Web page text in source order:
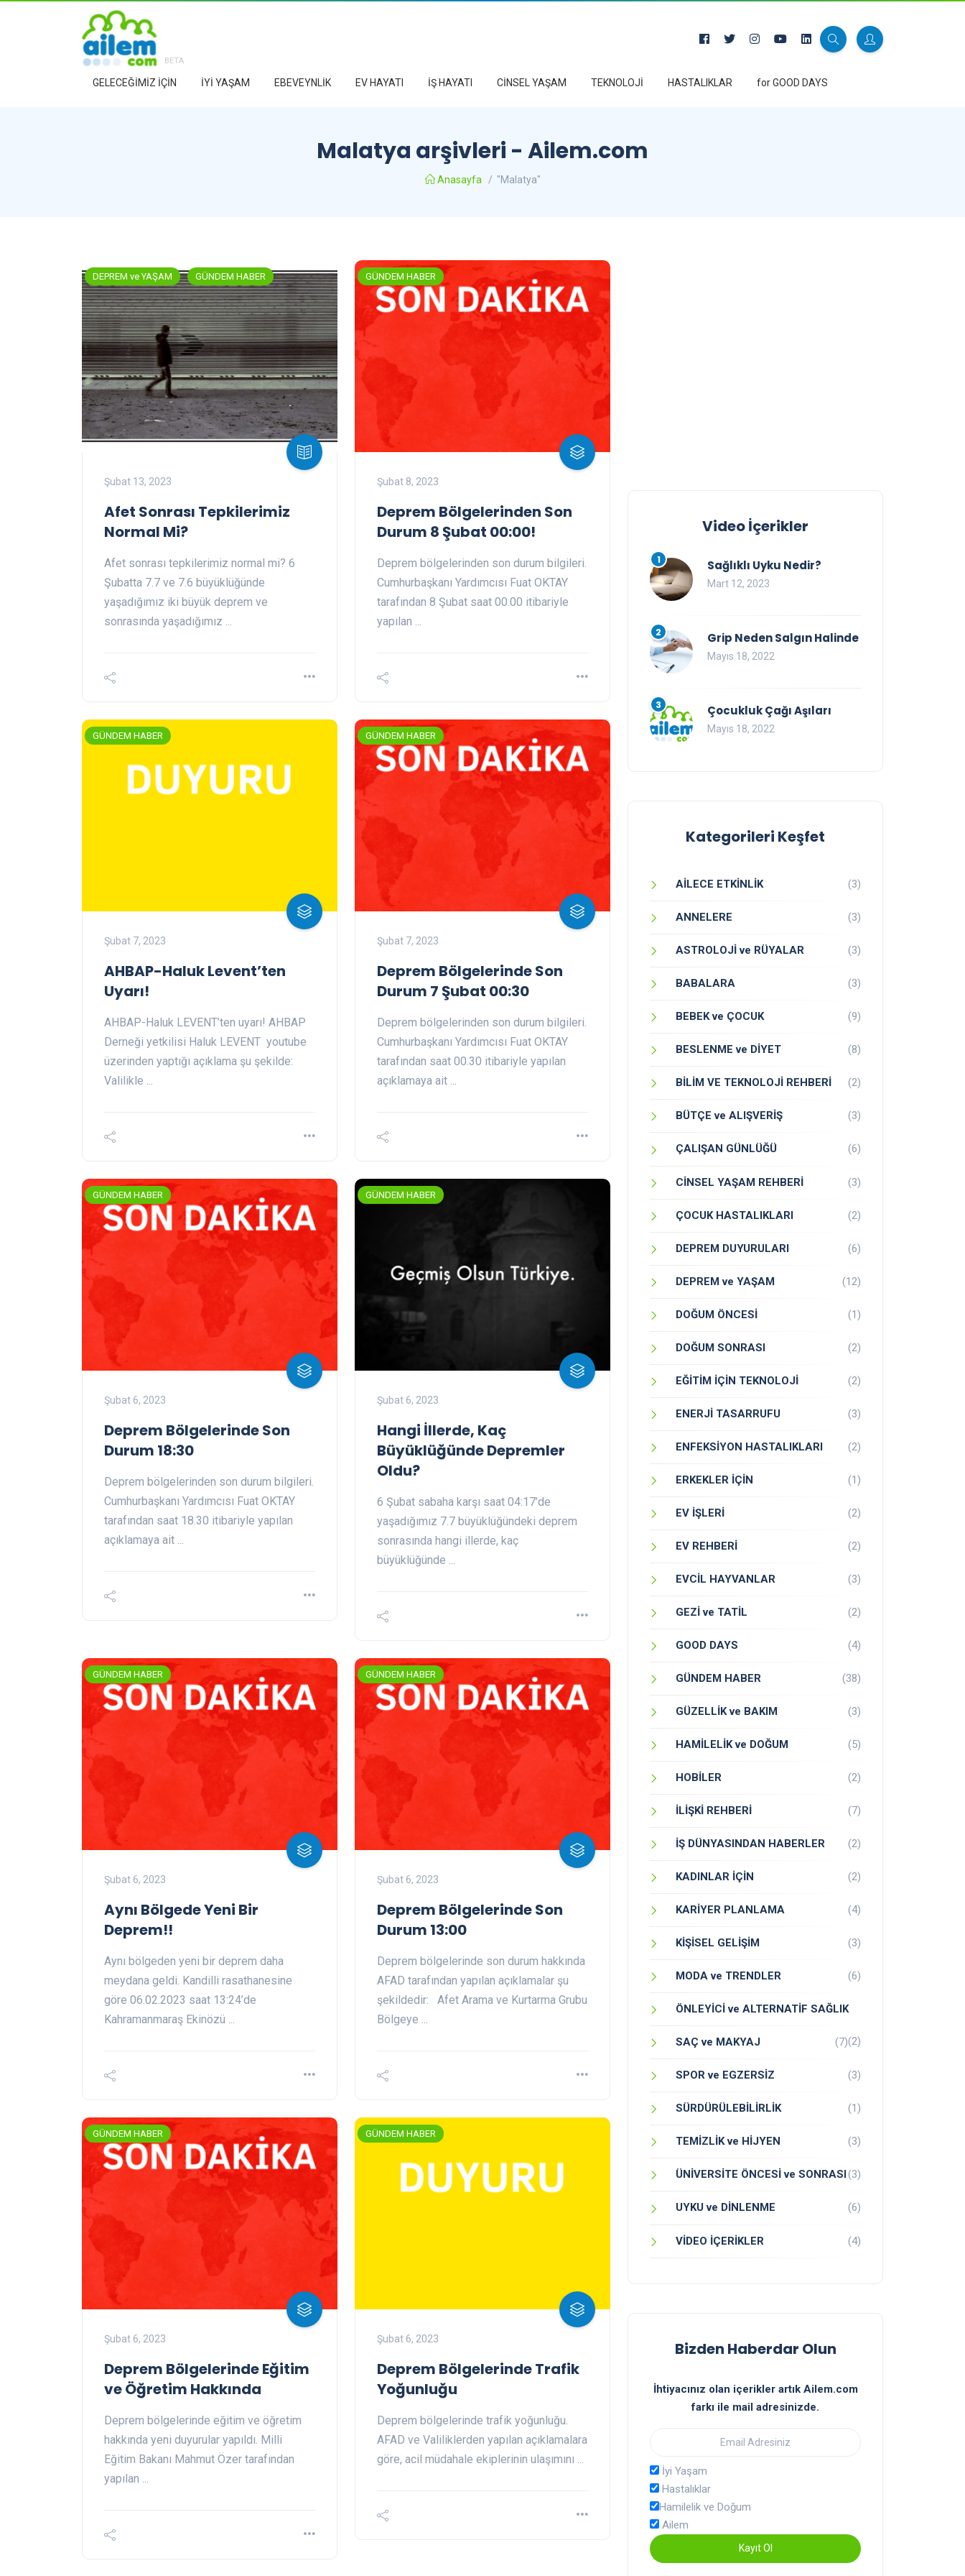
BETA
GELECEĞİMİZ İÇİN İYİ YAŞAM EBEVEYNLİK EV HAYATI İŞ HAYATI CİNSEL YAŞAM TEKNOLOJİ HASTALIKLAR for GOOD DAYS
Malatya arşivleri - Ailem.com
Anasayfa / "Malatya"
DEPREM ve YAŞAM GÜNDEM HABER
Şubat 13, 2023
Afet Sonrası Tepkilerimiz
Normal Mi?
Afet sonrası tepkilerimiz normal mi? 6
Şubatta 7.7 ve 7.6 büyüklüğünde
yaşadığımız iki büyük deprem ve
sonrasında yaşadığımız ...
GÜNDEM HABER
Şubat 8, 2023
Deprem Bölgelerinden Son
Durum 8 Şubat 00:00!
Deprem bölgelerinden son durum bilgileri.
Cumhurbaşkanı Yardımcısı Fuat OKTAY
tarafından 8 Şubat saat 00.00 itibariyle
yapılan ...
GÜNDEM HABER
Şubat 7, 2023
AHBAP-Haluk Levent’ten
Uyarı!
AHBAP-Haluk LEVENT’ten uyarı! AHBAP
Derneği yetkilisi Haluk LEVENT youtube
üzerinden yaptığı açıklama şu şekilde:
Valilikle ...
GÜNDEM HABER
Şubat 7, 2023
Deprem Bölgelerinde Son
Durum 7 Şubat 00:30
Deprem bölgelerinden son durum bilgileri.
Cumhurbaşkanı Yardımcısı Fuat OKTAY
tarafından saat 00.30 itibariyle yapılan
açıklamaya ait ...
GÜNDEM HABER
Şubat 6, 2023
Deprem Bölgelerinde Son
Durum 18:30
Deprem bölgelerinden son durum bilgileri.
Cumhurbaşkanı Yardımcısı Fuat OKTAY
tarafından saat 18.30 itibariyle yapılan
açıklamaya ait ...
GÜNDEM HABER
Şubat 6, 2023
Hangi İllerde, Kaç
Büyüklüğünde Depremler
Oldu?
6 Şubat sabaha karşı saat 04:17’de
yaşadığımız 7.7 büyüklüğündeki deprem
sonrasında hangi illerde, kaç
büyüklüğünde ...
GÜNDEM HABER
Şubat 6, 2023
Aynı Bölgede Yeni Bir
Deprem!!
Aynı bölgeden yeni bir deprem daha
meydana geldi. Kandilli rasathanesine
göre 06.02.2023 saat 13:24’de
Kahramanmaraş Ekinözü ...
GÜNDEM HABER
Şubat 6, 2023
Deprem Bölgelerinde Son
Durum 13:00
Deprem bölgelerinde son durum hakkında
AFAD tarafından yapılan açıklamalar şu
şekildedir: Afet Arama ve Kurtarma Grubu
Bölgeye ...
GÜNDEM HABER
Şubat 6, 2023
Deprem Bölgelerinde Eğitim
ve Öğretim Hakkında
Deprem bölgelerinde eğitim ve öğretim
hakkında yeni duyurular yapıldı. Milli
Eğitim Bakanı Mahmut Özer tarafından
yapılan ...
GÜNDEM HABER
Şubat 6, 2023
Deprem Bölgelerinde Trafik
Yoğunluğu
Deprem bölgelerinde trafik yoğunluğu.
AFAD ve Valiliklerden yapılan açıklamalara
göre, acil müdahale ekiplerinin ulaşımını ...
Video İçerikler
1 Sağlıklı Uyku Nedir?
Mart 12, 2023
2 Grip Neden Salgın Halinde
Mayıs 18, 2022
3 Çocukluk Çağı Aşıları
Mayıs 18, 2022
Kategorileri Keşfet
AİLECE ETKİNLİK (3)
ANNELERE (3)
ASTROLOJİ ve RÜYALAR (3)
BABALARA (3)
BEBEK ve ÇOCUK (9)
BESLENME ve DİYET (8)
BİLİM VE TEKNOLOJİ REHBERİ (2)
BÜTÇE ve ALIŞVERİŞ (3)
ÇALIŞAN GÜNLÜĞÜ (6)
CİNSEL YAŞAM REHBERİ (3)
ÇOCUK HASTALIKLARI (2)
DEPREM DUYURULARI (6)
DEPREM ve YAŞAM (12)
DOĞUM ÖNCESİ (1)
DOĞUM SONRASI (2)
EĞİTİM İÇİN TEKNOLOJİ (2)
ENERJİ TASARRUFU (3)
ENFEKSİYON HASTALIKLARI (2)
ERKEKLER İÇİN (1)
EV İŞLERİ (2)
EV REHBERİ (2)
EVCİL HAYVANLAR (3)
GEZİ ve TATİL (2)
GOOD DAYS (4)
GÜNDEM HABER (38)
GÜZELLİK ve BAKIM (3)
HAMİLELİK ve DOĞUM (5)
HOBİLER (2)
İLİŞKİ REHBERİ (7)
İŞ DÜNYASINDAN HABERLER (2)
KADINLAR İÇİN (2)
KARİYER PLANLAMA (4)
KİŞİSEL GELİŞİM (3)
MODA ve TRENDLER (6)
ÖNLEYİCİ ve ALTERNATİF SAĞLIK
(2)
SAÇ ve MAKYAJ (7)
SPOR ve EGZERSİZ (3)
SÜRDÜRÜLEBİLİRLİK (1)
TEMİZLİK ve HİJYEN (3)
ÜNİVERSİTE ÖNCESİ ve SONRASI (3)
UYKU ve DİNLENME (6)
VİDEO İÇERİKLER (4)
Bizden Haberdar Olun
İhtiyacınız olan içerikler artık Ailem.com
farkı ile mail adresinizde.
İyi Yaşam
Hastalıklar
Hamilelik ve Doğum
Ailem
Kayıt Ol